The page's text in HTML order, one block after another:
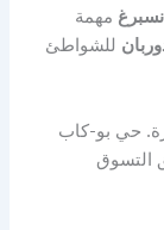
مهمة
للشواطئ
حي بو-كاب
التسوق